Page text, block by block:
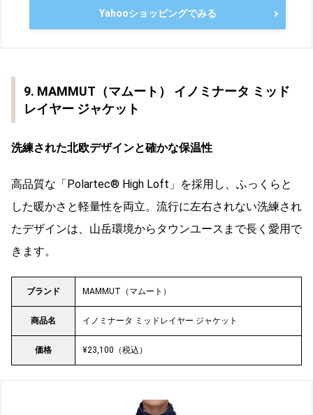
Yahooショッピングでみる
9. MAMMUT（マムート） イノミナータ ミッド
レイヤー ジャケット
洗練された北欧デザインと確かな保温性
高品質な「Polartec® High Loft」を採用し、ふっくらと
した暖かさと軽量性を両立。流行に左右されない洗練され
たデザインは、山岳環境からタウンユースまで長く愛用で
きます。
ブランド MAMMUT（マムート）
商品名 イノミナータ ミッドレイヤー ジャケット
価格 ¥23,100（税込）